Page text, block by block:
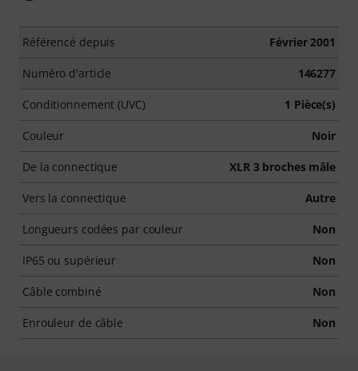
Référencé depuis Février 2001
Numéro d'article 146277
Conditionnement (UVC) 1 Pièce(s)
Couleur Noir
De la connectique XLR 3 broches mâle
Vers la connectique Autre
Longueurs codées par couleur Non
IP65 ou supérieur Non
Câble combiné Non
Enrouleur de câble Non